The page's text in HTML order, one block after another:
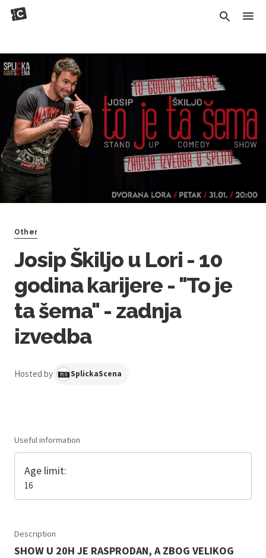
Other
Josip Škiljo u Lori - 10
godina karijere - "To je
ta šema" - zadnja
izvedba
Hosted by SplickaScena
Useful information
Age limit:
16
Description
SHOW U 20H JE RASPRODAN, A ZBOG VELIKOG